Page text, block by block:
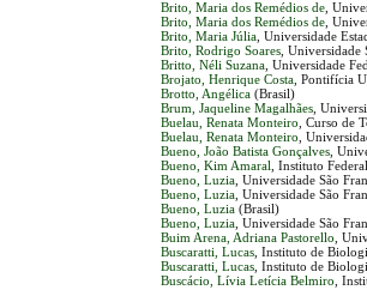
Brito, Maria dos Remédios de ,
Brito, Maria dos Remédios de ,
Brito, Maria Júlia , Universidade
Brito, Rodrigo Soares ,
Britto, Néli Suzana , Universidade
Brojato, Henrique Costa , Pontifícia
Brotto, Angélica (Brasil)
Brum, Jaqueline Magalhães ,
Buelau, Renata Monteiro , Curso de
Buelau, Renata Monteiro ,
Bueno, João Batista Gonçalves ,
Bueno, Kim Amaral , Instituto
Bueno, Luzia , Universidade São
Bueno, Luzia , Universidade São
Bueno, Luzia (Brasil)
Bueno, Luzia , Universidade São
Buim Arena, Adriana Pastorello ,
Buscaratti, Lucas , Instituto de
Buscaratti, Lucas , Instituto de
Buscácio, Lívia Letícia Belmiro ,